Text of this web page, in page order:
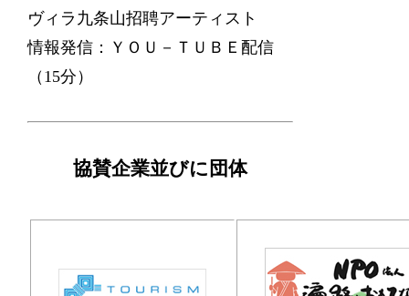
ヴィラ九条山招聘アーティスト
情報発信：ＹＯＵ－ＴＵＢＥ配信
（15分）
協賛企業並びに団体